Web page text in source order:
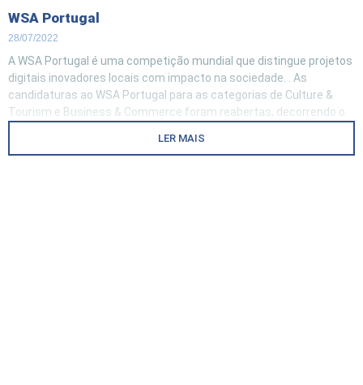
WSA Portugal
28/07/2022
A WSA Portugal é uma competição mundial que distingue projetos
digitais inovadores locais com impacto na sociedade. . As
candidaturas ao WSA Portugal para as categorias de Culture &
Tourism e Business & Commerce foram reabertas, decorrendo o
LER MAIS